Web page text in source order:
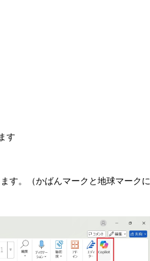
す
す。（かばんマークと地球マークに